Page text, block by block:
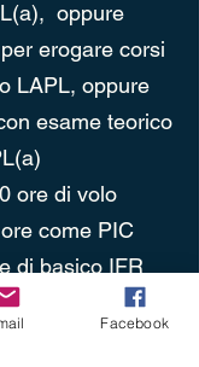
oppure
erogare corsi
LAPL, oppure
esame teorico
ore di volo
come PIC
di basico IFR
cross country
Facebook